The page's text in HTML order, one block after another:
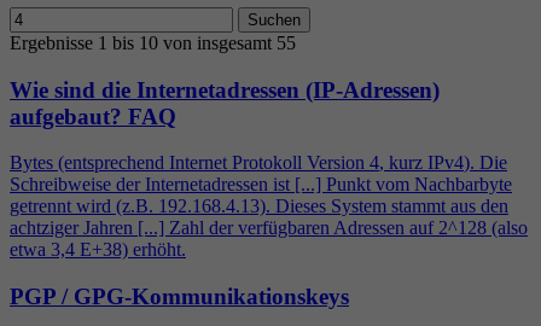
Suchen
Ergebnisse 1 bis 10 von insgesamt 55
Wie sind die Internetadressen (IP-Adressen)
aufgebaut? FAQ
Bytes (entsprechend Internet Protokoll Version 4, kurz IPv4). Die
Schreibweise der Internetadressen ist [...] Punkt vom Nachbarbyte
getrennt wird (z.B. 192.168.4.13). Dieses System stammt aus den
achtziger Jahren [...] Zahl der verfügbaren Adressen auf 2^128 (also
etwa 3,4 E+38) erhöht.
PGP / GPG-Kommunikationskeys